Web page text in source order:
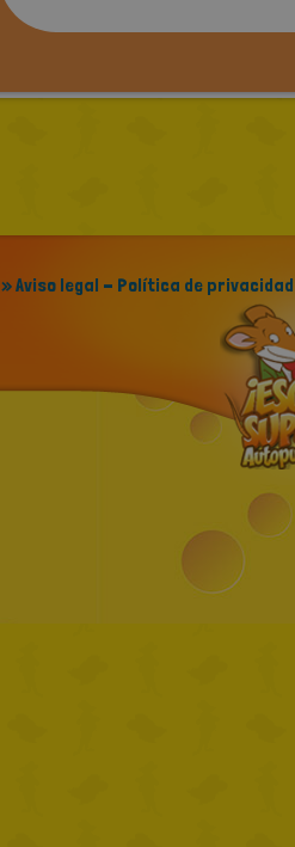
» Aviso legal - Política de privacidad